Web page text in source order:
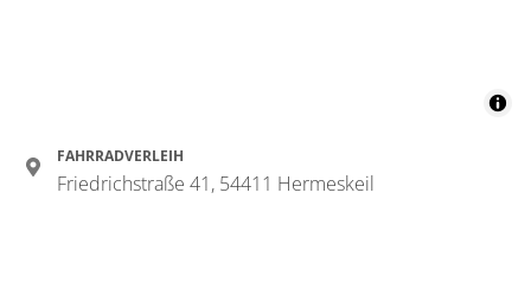
FAHRRADVERLEIH
Friedrichstraße 41, 54411 Hermeskeil